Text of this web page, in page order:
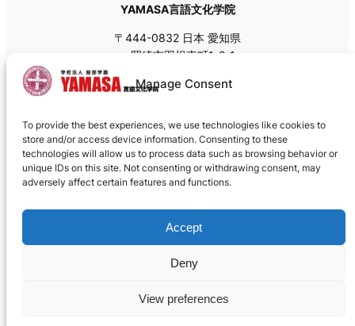
Manage Consent
To provide the best experiences, we use technologies like cookies to
store and/or access device information. Consenting to these
technologies will allow us to process data such as browsing behavior or
unique IDs on this site. Not consenting or withdrawing consent, may
adversely affect certain features and functions.
Accept
Deny
View preferences
YAMASA言語文化学院
〒444-0832 日本 愛知県
岡崎市羽根東町1-2-1
Tel: +81 (0)564-55-8111
Fax: +81 (0)564-55-8113
郵送の場合は私書箱の郵便番号 〒444-8691をお使いく
ださい。
クッキーポリシー
©1992 – 2026 YAMASA言語文化学院